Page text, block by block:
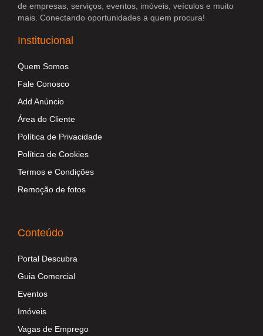
de empresas, serviços, eventos, imóveis, veículos e muito
mais. Conectando oportunidades a quem procura!
Institucional
Quem Somos
Fale Conosco
Add Anúncio
Área do Cliente
Política de Privacidade
Política de Cookies
Termos e Condições
Remoção de fotos
Conteúdo
Portal Descubra
Guia Comercial
Eventos
Imóveis
Vagas de Emprego